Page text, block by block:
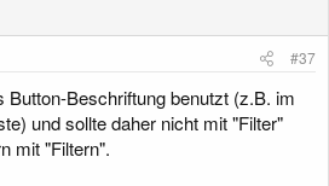
#37
Button-Beschriftung benutzt (z.B. im
und sollte daher nicht mit "Filter"
mit "Filtern".